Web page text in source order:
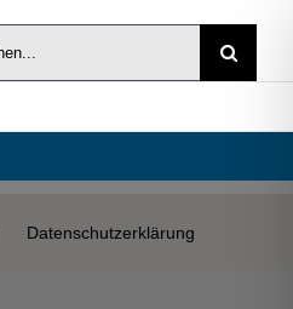
Datenschutzerklärung